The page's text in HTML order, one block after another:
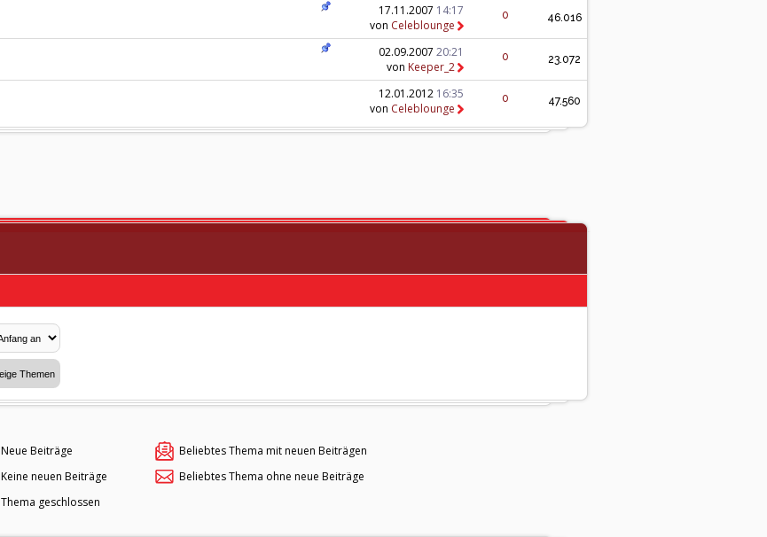
17.11.2007 14:17
von Celeblounge
0 46.016
02.09.2007 20:21
von Keeper_2
0 23.072
12.01.2012 16:35
von Celeblounge
0 47.560
Neue Beiträge
Beliebtes Thema mit neuen Beiträgen
Keine neuen Beiträge
Beliebtes Thema ohne neue Beiträge
Thema geschlossen